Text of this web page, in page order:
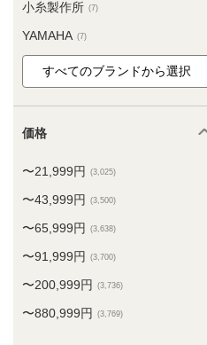
小糸製作所 (7)
YAMAHA (7)
価格
〜21,999円 (3,025)
〜43,999円 (3,500)
〜65,999円 (3,638)
〜91,999円 (3,700)
〜200,999円 (3,736)
〜880,999円 (3,769)